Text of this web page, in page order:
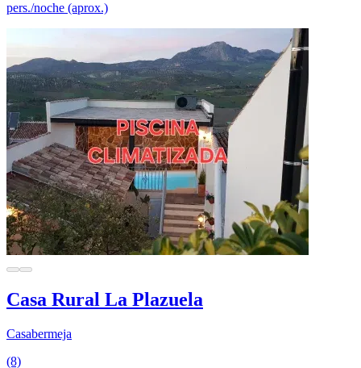
pers./noche (aprox.)
Casa Rural La Plazuela
Casabermeja
(8)